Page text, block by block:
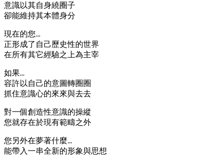
意識以其自身繞圈子
卻能維持其本體身分
現在的您…
正形成了自己歷史性的世界
在所有其它經驗之上為主宰
如果…
容許以自己的意圖轉圈圈
抓住意識心的來來與去去
對一個創造性意識的操縱
您就存在於現有範疇之外
您另外在夢著什麼…
能帶入一串全新的形象與思想